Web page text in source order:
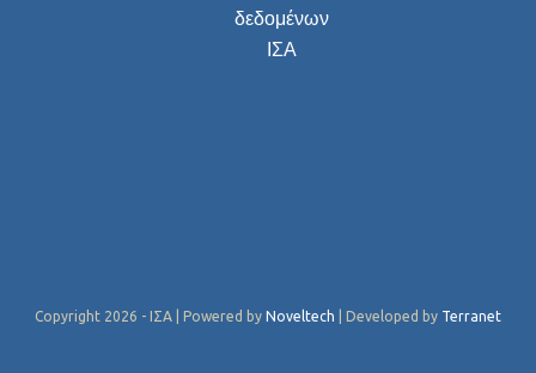
δεδομένων
ΙΣΑ
Copyright 2026 - ΙΣΑ | Powered by Noveltech | Developed by Terranet